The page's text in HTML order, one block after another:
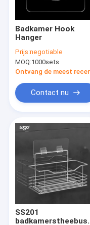
Badkamer Hook
Hanger
Prijs:negotiable
MOQ:1000sets
Contact nu
SS201
badkamerstheebus